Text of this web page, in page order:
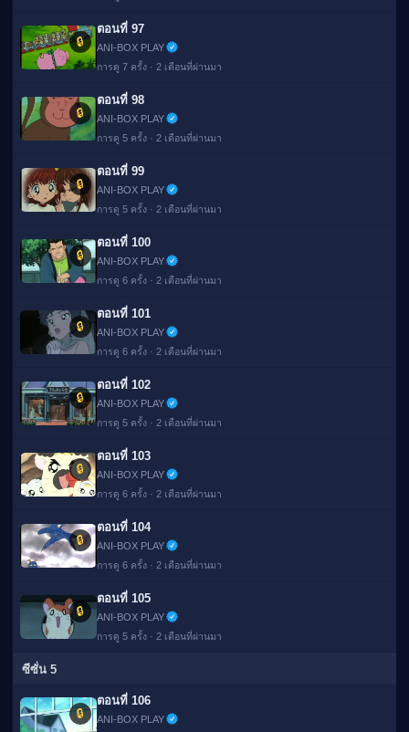
🔒
ตอนที่ 97
ANI-BOX PLAY
การดู 7 ครั้ง · 2 เดือนที่ผ่านมา
🔒
ตอนที่ 98
ANI-BOX PLAY
การดู 5 ครั้ง · 2 เดือนที่ผ่านมา
🔒
ตอนที่ 99
ANI-BOX PLAY
การดู 5 ครั้ง · 2 เดือนที่ผ่านมา
🔒
ตอนที่ 100
ANI-BOX PLAY
การดู 6 ครั้ง · 2 เดือนที่ผ่านมา
🔒
ตอนที่ 101
ANI-BOX PLAY
การดู 6 ครั้ง · 2 เดือนที่ผ่านมา
🔒
ตอนที่ 102
ANI-BOX PLAY
การดู 5 ครั้ง · 2 เดือนที่ผ่านมา
🔒
ตอนที่ 103
ANI-BOX PLAY
การดู 6 ครั้ง · 2 เดือนที่ผ่านมา
🔒
ตอนที่ 104
ANI-BOX PLAY
การดู 6 ครั้ง · 2 เดือนที่ผ่านมา
🔒
ตอนที่ 105
ANI-BOX PLAY
การดู 5 ครั้ง · 2 เดือนที่ผ่านมา
ซีซั่น 5
🔒
ตอนที่ 106
ANI-BOX PLAY